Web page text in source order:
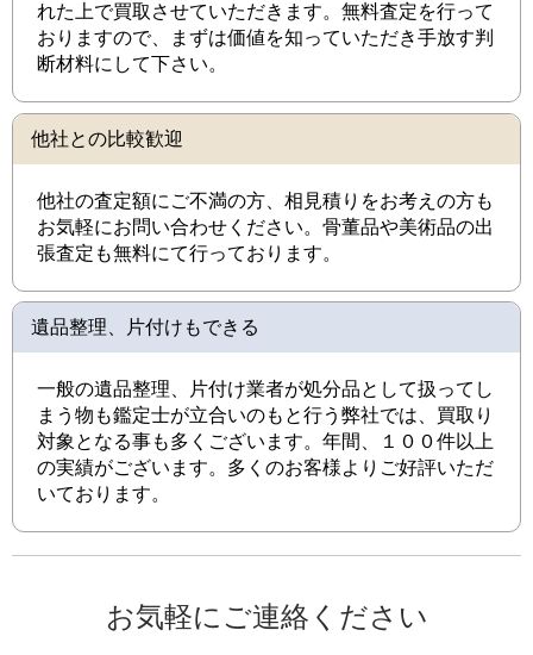
れた上で買取させていただきます。無料査定を行って
おりますので、まずは価値を知っていただき手放す判
断材料にして下さい。
他社との比較歓迎
他社の査定額にご不満の方、相見積りをお考えの方も
お気軽にお問い合わせください。骨董品や美術品の出
張査定も無料にて行っております。
遺品整理、片付けもできる
一般の遺品整理、片付け業者が処分品として扱ってし
まう物も鑑定士が立合いのもと行う弊社では、買取り
対象となる事も多くございます。年間、１００件以上
の実績がございます。多くのお客様よりご好評いただ
いております。
お気軽にご連絡ください